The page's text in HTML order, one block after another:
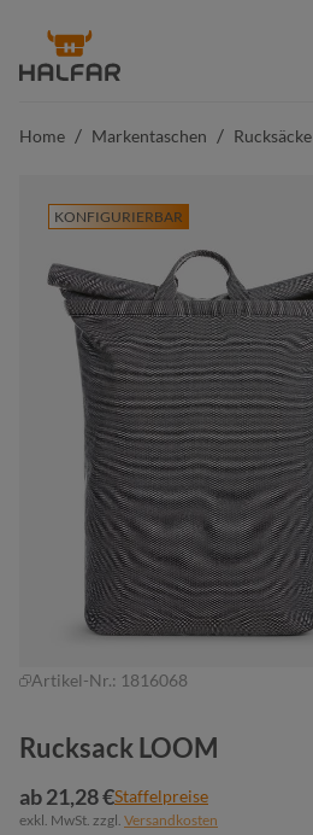
springen
Home / Markentaschen / Rucksäcke
KONFIGURIERBAR
Artikel-Nr.: 1816068
Rucksack LOOM
ab 21,28 €Staffelpreise
exkl. MwSt. zzgl. Versandkosten